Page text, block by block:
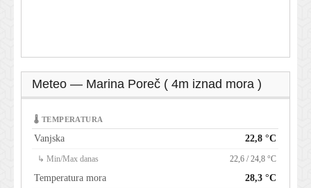
Meteo — Marina Poreč ( 4m iznad mora )
🌡 TEMPERATURA
Vanjska 22,8 °C
↳ Min/Max danas 22,6 / 24,8 °C
Temperatura mora 28,3 °C